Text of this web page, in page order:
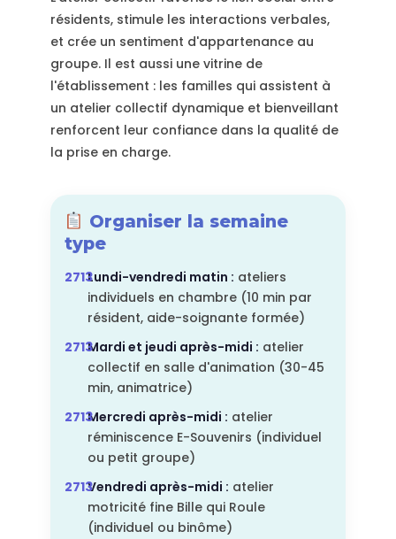
résidents, stimule les interactions verbales,
et crée un sentiment d'appartenance au
groupe. Il est aussi une vitrine de
l'établissement : les familles qui assistent à
un atelier collectif dynamique et bienveillant
renforcent leur confiance dans la qualité de
la prise en charge.
Organiser la semaine
type
Lundi-vendredi matin : ateliers
individuels en chambre (10 min par
résident, aide-soignante formée)
Mardi et jeudi après-midi : atelier
collectif en salle d'animation (30-45
min, animatrice)
Mercredi après-midi : atelier
réminiscence E-Souvenirs (individuel
ou petit groupe)
Vendredi après-midi : atelier
motricité fine Bille qui Roule
(individuel ou binôme)